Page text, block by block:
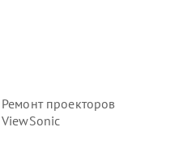
Ремонт проекторов
ViewSonic